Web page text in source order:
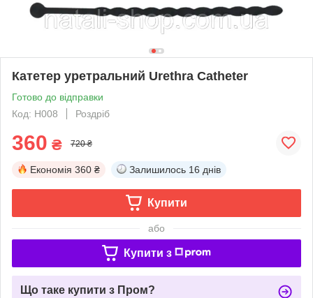
Катетер уретральний Urethra Catheter
Готово до відправки
Код: Н008
Роздріб
360 ₴ 720 ₴
Економія 360 ₴ Залишилось 16 днів
Купити
або
Купити з
Що таке купити з Пром?